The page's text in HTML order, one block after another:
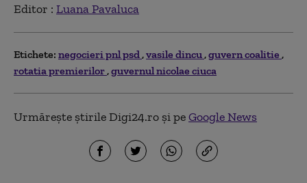
Editor : Luana Pavaluca
Etichete: negocieri pnl psd vasile dincu guvern coalitie
rotatia premierilor guvernul nicolae ciuca
Urmărește știrile Digi24.ro și peGoogle News